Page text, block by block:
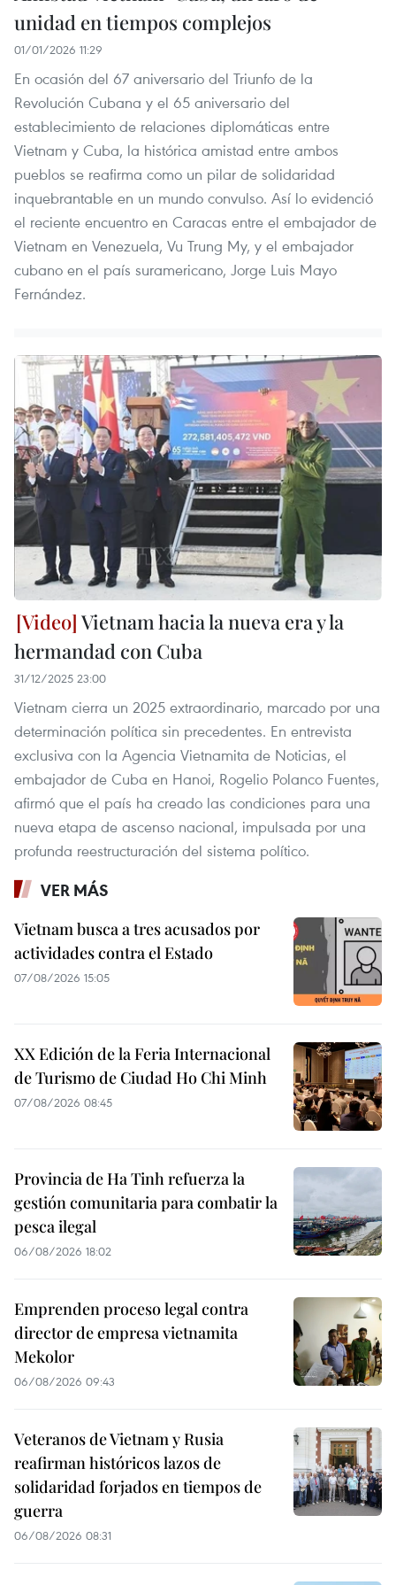
unidad en tiempos complejos
01/01/2026 11:29
En ocasión del 67 aniversario del Triunfo de la
Revolución Cubana y el 65 aniversario del
establecimiento de relaciones diplomáticas entre
Vietnam y Cuba, la histórica amistad entre ambos
pueblos se reafirma como un pilar de solidaridad
inquebrantable en un mundo convulso. Así lo evidenció
el reciente encuentro en Caracas entre el embajador de
Vietnam en Venezuela, Vu Trung My, y el embajador
cubano en el país suramericano, Jorge Luis Mayo
Fernández.
Vietnam hacia la nueva era y la
hermandad con Cuba
31/12/2025 23:00
Vietnam cierra un 2025 extraordinario, marcado por una
determinación política sin precedentes. En entrevista
exclusiva con la Agencia Vietnamita de Noticias, el
embajador de Cuba en Hanoi, Rogelio Polanco Fuentes,
afirmó que el país ha creado las condiciones para una
nueva etapa de ascenso nacional, impulsada por una
profunda reestructuración del sistema político.
VER MÁS
Vietnam busca a tres acusados por
actividades contra el Estado
07/08/2026 15:05
XX Edición de la Feria Internacional
de Turismo de Ciudad Ho Chi Minh
07/08/2026 08:45
Provincia de Ha Tinh refuerza la
gestión comunitaria para combatir la
pesca ilegal
06/08/2026 18:02
Emprenden proceso legal contra
director de empresa vietnamita
Mekolor
06/08/2026 09:43
Veteranos de Vietnam y Rusia
reafirman históricos lazos de
solidaridad forjados en tiempos de
guerra
06/08/2026 08:31